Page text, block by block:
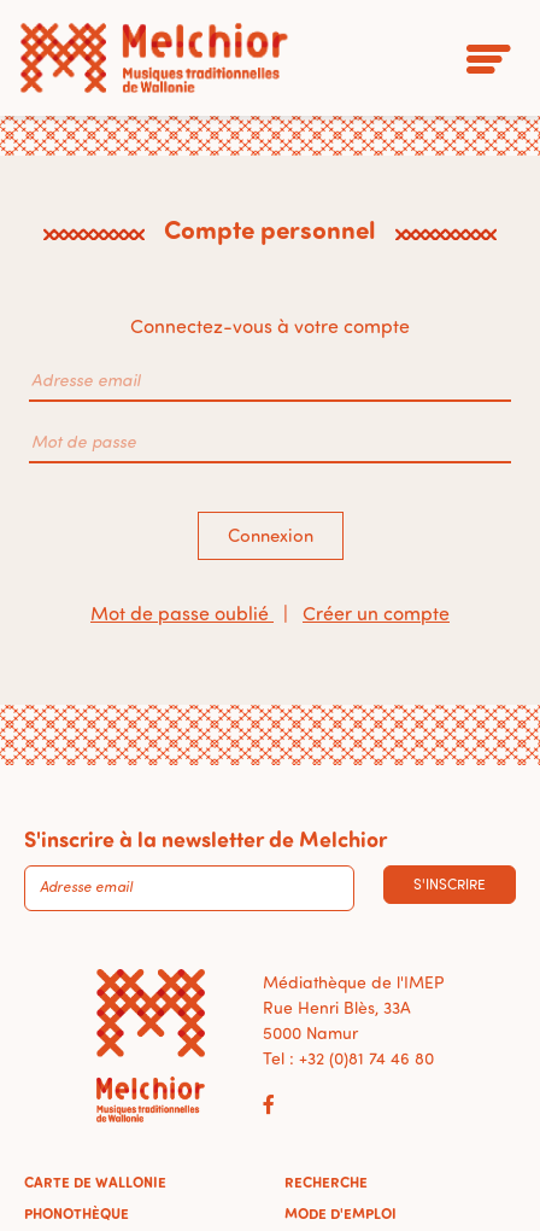
Compte personnel
Connectez-vous à votre compte
Connexion
Mot de passe oublié Créer un compte
S'inscrire à la newsletter de Melchior
S'INSCRIRE
Médiathèque de l'IMEP
Rue Henri Blès, 33A
5000 Namur
Tel : +32 (0)81 74 46 80
CARTE DE WALLONIE
PHONOTHÈQUE
RECHERCHE
MODE D'EMPLOI